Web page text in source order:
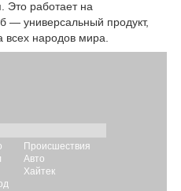
Это работает на
— универсальный продукт,
всех народов мира.
Происшествия
Авто
Хайтек